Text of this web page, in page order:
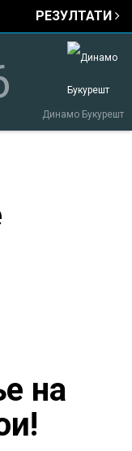
РЕЗУЛТАТИ
Динамо Букурешт
на